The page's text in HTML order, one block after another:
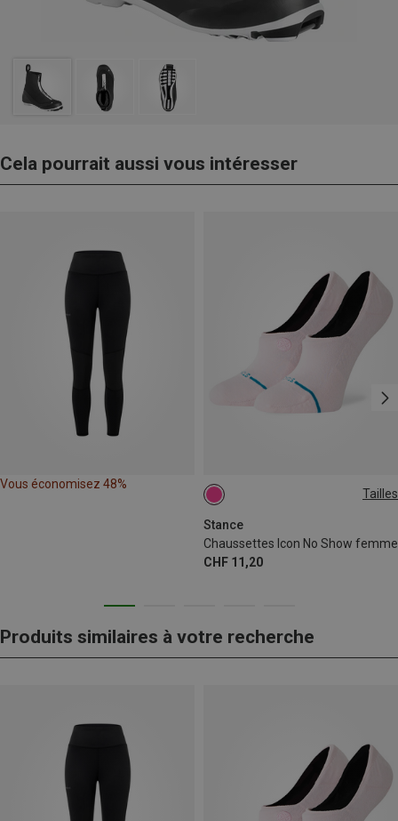
Cela pourrait aussi vous intéresser
Vous économisez 48%
Tailles
Stance
Chaussettes Icon No Show femme
CHF 11,20
35|36|37
Produits similaires à votre recherche